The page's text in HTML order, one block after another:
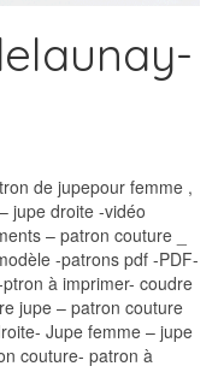
de jupepour femme ,
jupe droite -vidéo
– patron couture _
-patrons pdf -PDF-
à imprimer- coudre
jupe – patron couture
Jupe femme – jupe
couture- patron à